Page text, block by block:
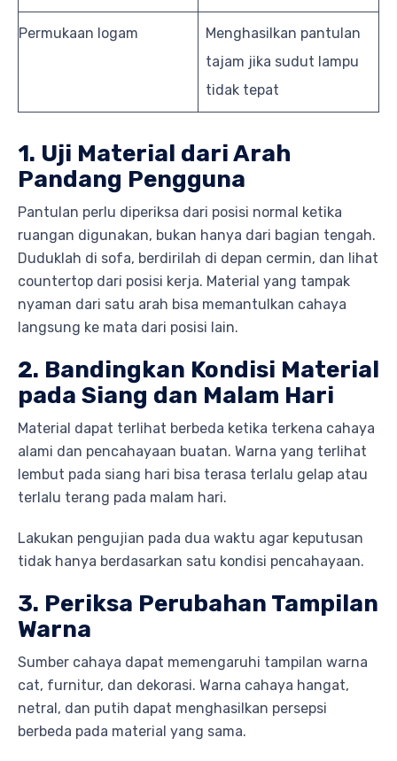
Permukaan logam
Menghasilkan pantulan
tajam jika sudut lampu
tidak tepat
1. Uji Material dari Arah
Pandang Pengguna
Pantulan perlu diperiksa dari posisi normal ketika
ruangan digunakan, bukan hanya dari bagian tengah.
Duduklah di sofa, berdirilah di depan cermin, dan lihat
countertop dari posisi kerja. Material yang tampak
nyaman dari satu arah bisa memantulkan cahaya
langsung ke mata dari posisi lain.
2. Bandingkan Kondisi Material
pada Siang dan Malam Hari
Material dapat terlihat berbeda ketika terkena cahaya
alami dan pencahayaan buatan. Warna yang terlihat
lembut pada siang hari bisa terasa terlalu gelap atau
terlalu terang pada malam hari.
Lakukan pengujian pada dua waktu agar keputusan
tidak hanya berdasarkan satu kondisi pencahayaan.
3. Periksa Perubahan Tampilan
Warna
Sumber cahaya dapat memengaruhi tampilan warna
cat, furnitur, dan dekorasi. Warna cahaya hangat,
netral, dan putih dapat menghasilkan persepsi
berbeda pada material yang sama.